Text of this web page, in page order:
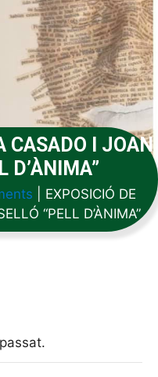
CASADO I JOAN
D’ÀNIMA”
EXPOSICIÓ DE
“PELL D’ÀNIMA”